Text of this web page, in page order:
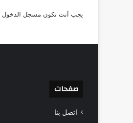
يجب أنت تكون مسجل الدخول
صفحات
اتصل بنا